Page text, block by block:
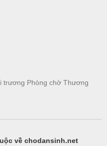
trương Phòng chờ Thương
về chodansinh.net